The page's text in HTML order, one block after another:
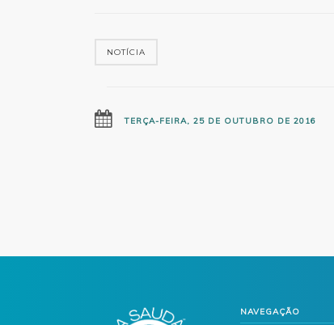
NOTÍCIA
TERÇA-FEIRA, 25 DE OUTUBRO DE 2016
NAVEGAÇÃO